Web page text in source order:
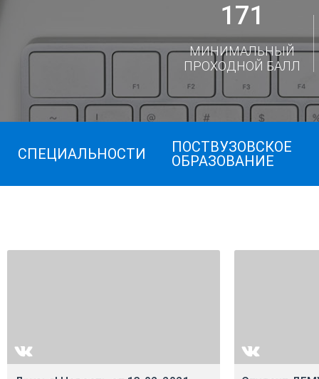
171
МИНИМАЛЬНЫЙ
ПРОХОДНОЙ БАЛЛ
СПЕЦИАЛЬНОСТИ
ПОСТВУЗОВСКОЕ
ОБРАЗОВАНИЕ